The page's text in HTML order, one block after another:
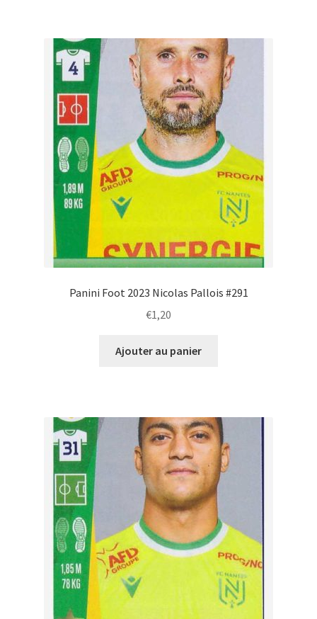
Panini Foot 2023 Nicolas Pallois #291
€1,20
Ajouter au panier